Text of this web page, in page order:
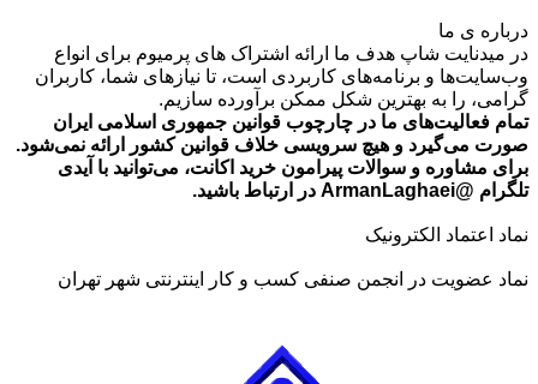
تا
تومان549,000
درباره ی ما
در میدنایت شاپ هدف ما ارائه اشتراک های پرمیوم برای انواع
وب‌سایت‌ها و برنامه‌های کاربردی است، تا نیازهای شما، کاربران
گرامی، را به بهترین شکل ممکن برآورده سازیم.
تمام فعالیت‌های ما در چارچوب قوانین جمهوری اسلامی ایران
صورت می‌گیرد و هیچ سرویسی خلاف قوانین کشور ارائه نمی‌شود.
برای مشاوره و سوالات پیرامون خرید اکانت، می‌توانید با آیدی
تلگرام @ArmanLaghaei در ارتباط باشید.
نماد اعتماد الکترونیک
نماد عضویت در انجمن صنفی کسب و کار اینترنتی شهر تهران